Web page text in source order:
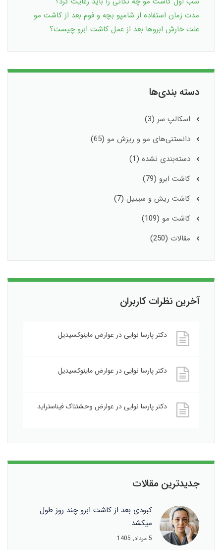
مدت زمان استفاده از شامپو بچه و فوم بعد از کاشت مو
علت خارش ابروها بعد از عمل کاشت ابرو چیست؟
دسته بندی‌ها
اسکالپ سر (3)
دانستنی‌های مو و ریزش مو (65)
دسته‌بندی نشده (1)
کاشت ابرو (79)
کاشت ریش و سیبیل (7)
کاشت مو (109)
مقالات (250)
آخرین نظرات کاربران
دکتر پارسا نواییدر عوارض ماینوکسیدیل
دکتر پارسا نواییدر عوارض ماینوکسیدیل
دکتر پارسا نواییدر عوارض وحشتناک فیناستراید
جدیدترین مقالات
کبودی بعد از کاشت ابرو چند روز طول
میکشد
5 مرداد, 1405